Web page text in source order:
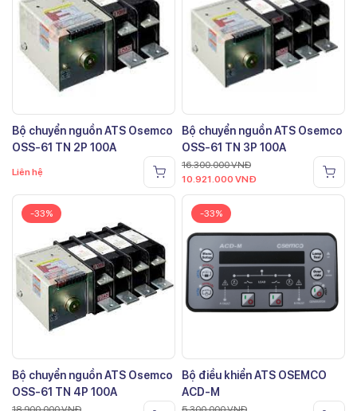
Bộ chuyển nguồn ATS Osemco
OSS-61 TN 2P 100A
Liên hệ
Bộ chuyển nguồn ATS Osemco
OSS-61 TN 3P 100A
16.300.000VNĐ
10.921.000 VNĐ
-33%
Bộ chuyển nguồn ATS Osemco
OSS-61 TN 4P 100A
-33%
Bộ điều khiển ATS OSEMCO
ACD-M